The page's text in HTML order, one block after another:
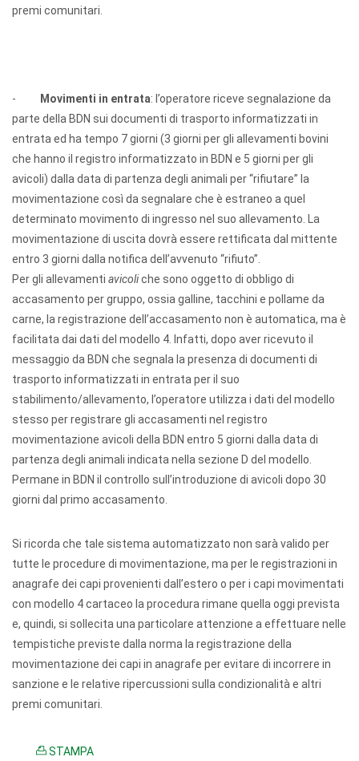
premi comunitari.
- Movimenti in entrata: l’operatore riceve segnalazione da
parte della BDN sui documenti di trasporto informatizzati in
entrata ed ha tempo 7 giorni (3 giorni per gli allevamenti bovini
che hanno il registro informatizzato in BDN e 5 giorni per gli
avicoli) dalla data di partenza degli animali per “rifiutare” la
movimentazione così da segnalare che è estraneo a quel
determinato movimento di ingresso nel suo allevamento.
La
movimentazione di uscita dovrà essere rettificata dal mittente
entro 3 giorni dalla notifica dell’avvenuto “rifiuto”.
Per gli allevamenti avicoliche sono oggetto di obbligo di
accasamento per gruppo, ossia galline, tacchini e pollame da
carne, la registrazione dell’accasamento non è automatica, ma è
facilitata dai dati del modello 4. Infatti, dopo aver ricevuto il
messaggio da BDN che segnala la presenza di documenti di
trasporto informatizzati in entrata per il suo
stabilimento/allevamento, l’operatore utilizza i dati del modello
stesso per registrare gli accasamenti nel registro
movimentazione avicoli della BDN entro 5 giorni dalla data di
partenza degli animali indicata nella sezione D del modello.
Permane in BDN il controllo sull’introduzione di avicoli dopo 30
giorni dal primo accasamento.
Si ricorda che tale sistema automatizzato non sarà valido per
tutte le procedure di movimentazione, ma per le registrazioni in
anagrafe dei capi provenienti dall’estero o per i capi movimentati
con modello 4 cartaceo la procedura rimane quella oggi prevista
e, quindi, si sollecita una particolare attenzione a effettuare nelle
tempistiche previste dalla norma la registrazione della
movimentazione dei capi in anagrafe per evitare di incorrere in
sanzione e le relative ripercussioni sulla condizionalità e altri
premi comunitari.
STAMPA